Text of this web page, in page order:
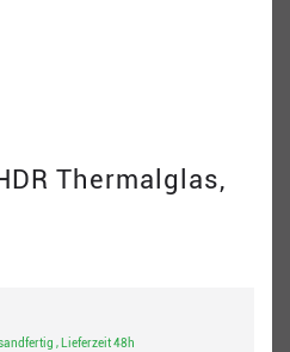
Thermalglas,
, Lieferzeit 48h